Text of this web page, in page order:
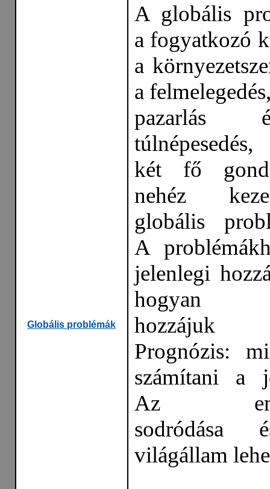
Globális problémák
A globális
a fogyatkozó
a
a
két fő
nehéz
globális
A
jelenlegi
hogyan
hozzájuk
Prognózis:
számítani a
Az
sodródása
világállam